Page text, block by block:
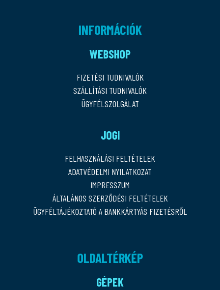
INFORMÁCIÓK
WEBSHOP
FIZETÉSI TUDNIVALÓK
SZÁLLÍTÁSI TUDNIVALÓK
ÜGYFÉLSZOLGÁLAT
JOGI
FELHASZNÁLÁSI FELTÉTELEK
ADATVÉDELMI NYILATKOZAT
IMPRESSZUM
ÁLTALÁNOS SZERZŐDÉSI FELTÉTELEK
ÜGYFÉLTÁJÉKOZTATÓ A BANKKÁRTYÁS FIZETÉSRŐL
OLDALTÉRKÉP
GÉPEK